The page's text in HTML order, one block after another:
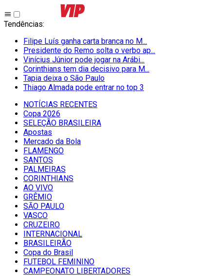
Tendências:
Filipe Luís ganha carta branca no M...
Presidente do Remo solta o verbo ap...
Vinícius Júnior pode jogar na Arábi...
Corinthians tem dia decisivo para M...
Tapia deixa o São Paulo
Thiago Almada pode entrar no top 3
NOTÍCIAS RECENTES
Copa 2026
SELEÇÃO BRASILEIRA
Apostas
Mercado da Bola
FLAMENGO
SANTOS
PALMEIRAS
CORINTHIANS
AO VIVO
GRÊMIO
SĀO PAULO
VASCO
CRUZEIRO
INTERNACIONAL
BRASILEIRÃO
Copa do Brasil
FUTEBOL FEMININO
CAMPEONATO LIBERTADORES